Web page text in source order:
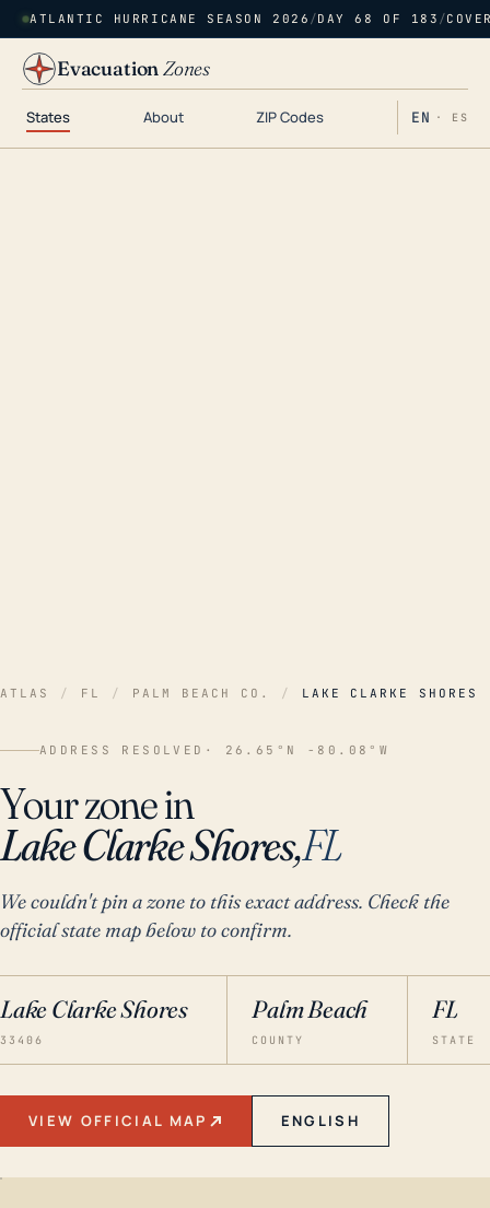
ATLANTIC HURRICANE SEASON 2026 /DAY 68 OF 183 /
EvacuationZones
States About ZIP Codes EN · ES
ATLAS / FL / PALM BEACH CO. / LAKE CLARKE SHORES
ADDRESS RESOLVED · 26.65°N -80.08°W
Your zone in
Lake Clarke Shores,FL
We couldn't pin a zone to this exact address. Check the
official state map below to confirm.
Lake Clarke Shores
33406
Palm Beach
COUNTY
FL
STATE
VIEW OFFICIAL MAP ENGLISH